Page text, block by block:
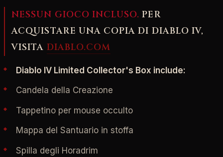
NESSUN GIOCO INCLUSO. PER
ACQUISTARE UNA COPIA DI DIABLO IV,
VISITA DIABLO.COM
Diablo IV Limited Collector's Box include:
Candela della Creazione
Tappetino per mouse occulto
Mappa del Santuario in stoffa
Spilla degli Horadrim